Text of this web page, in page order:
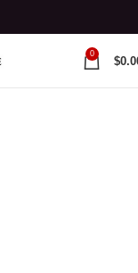
0
$